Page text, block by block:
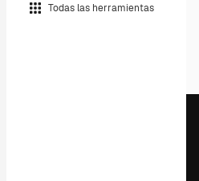
Todas las herramientas